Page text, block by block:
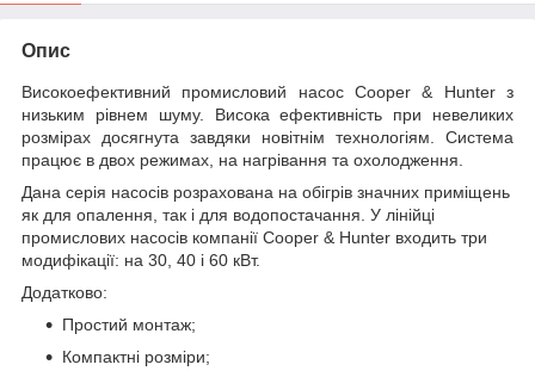
Опис
Високоефективний промисловий насос Cooper & Hunter з
низьким рівнем шуму. Висока ефективність при невеликих
розмірах досягнута завдяки новітнім технологіям. Система
працює в двох режимах, на нагрівання та охолодження.
Дана серія насосів розрахована на обігрів значних приміщень
як для опалення, так і для водопостачання. У лінійці
промислових насосів компанії Cooper & Hunter входить три
модифікації: на 30, 40 і 60 кВт.
Додатково:
Простий монтаж;
Компактні розміри;